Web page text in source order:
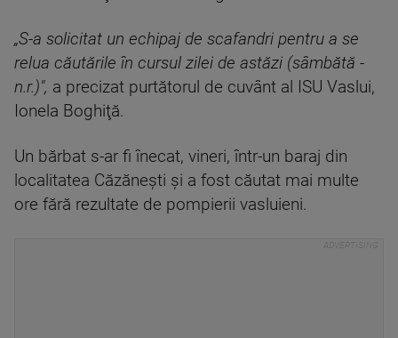
„S-a solicitat un echipaj de scafandri pentru a se
relua căutările în cursul zilei de astăzi (sâmbătă -
n.r.)", a precizat purtătorul de cuvânt al ISU Vaslui,
Ionela Boghiţă.
Un bărbat s-ar fi înecat, vineri, într-un baraj din
localitatea Căzăneşti şi a fost căutat mai multe
ore fără rezultate de pompierii vasluieni.